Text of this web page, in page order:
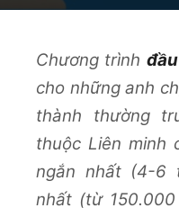
Chương trình
cho những anh
thành thường
thuộc Liên minh
ngắn nhất (4-6
nhất (từ